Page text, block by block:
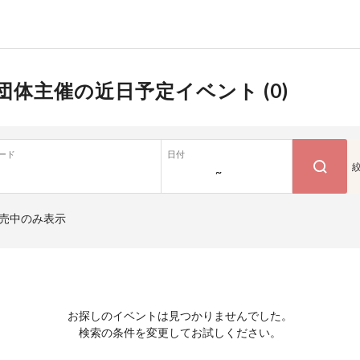
体主催の近日予定イベント (0)
ド 日付
~
中のみ表示
お探しのイベントは見つかりませんでした。
検索の条件を変更してお試しください。